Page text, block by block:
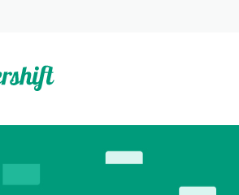
für Übersetzungen anzeigen